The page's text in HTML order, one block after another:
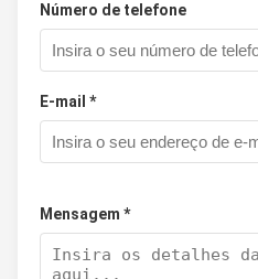
Número de telefone
E-mail *
Mensagem *